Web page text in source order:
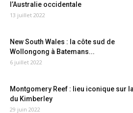
l’Australie occidentale
13 juillet 2022
New South Wales : la côte sud de
Wollongong à Batemans...
6 juillet 2022
Montgomery Reef : lieu iconique sur
du Kimberley
29 juin 2022